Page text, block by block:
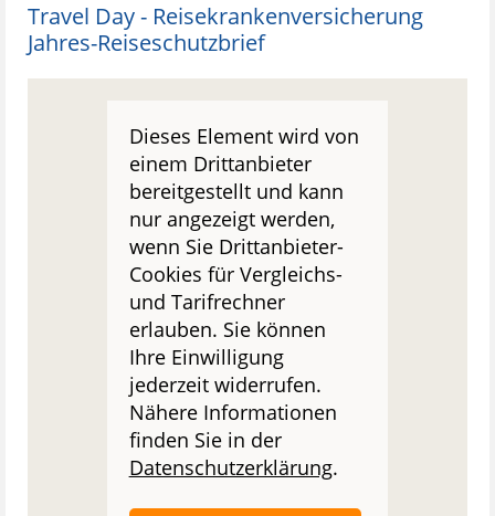
Travel Day - Reisekrankenversicherung
Jahres-Reiseschutzbrief
Dieses Element wird von
einem Drittanbieter
bereitgestellt und kann
nur angezeigt werden,
wenn Sie Drittanbieter-
Cookies für Vergleichs-
und Tarifrechner
erlauben. Sie können
Ihre Einwilligung
jederzeit widerrufen.
Nähere Informationen
finden Sie in der
Datenschutzerklärung.